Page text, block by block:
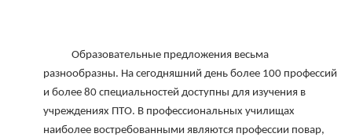
разнообразны. На сегодняшний день более 100 профессий
и более 80 специальностей доступны для изучения в
учреждениях ПТО. В профессиональных училищах
наиболее востребованными являются профессии повар,